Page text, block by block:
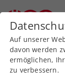
Zurück
Turniere
Auf unserer
davon werden
ermöglichen,
zu verbessern.